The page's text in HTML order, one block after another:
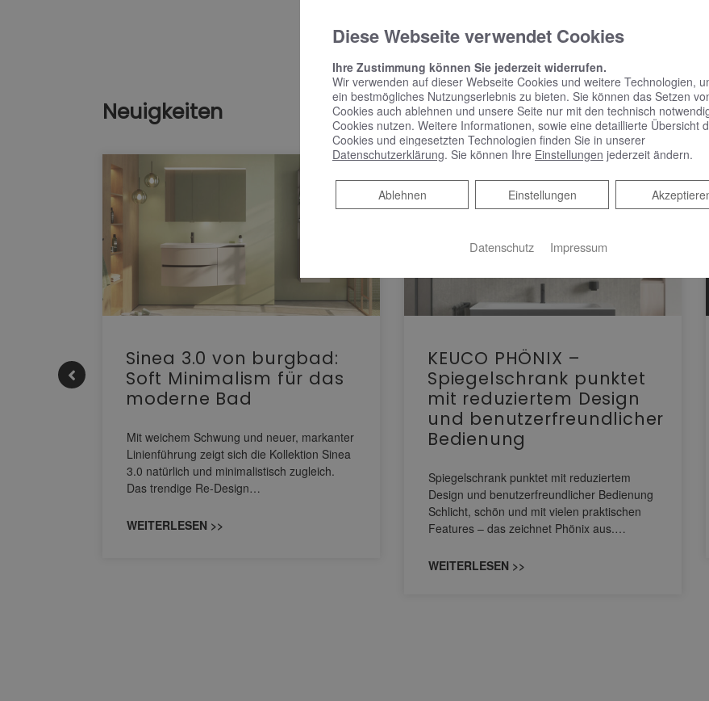
Neuigkeiten
Sinea 3.0 von burgbad:
Soft Minimalism für das
moderne Bad
Mit weichem Schwung und neuer, markanter
Linienführung zeigt sich die Kollektion Sinea
3.0 natürlich und minimalistisch zugleich.
Das trendige Re-Design…
WEITERLESEN >>
KEUCO PHÖNIX –
Spiegelschrank punktet
mit reduziertem Design
und benutzerfreundlicher
Bedienung
Spiegelschrank punktet mit reduziertem
Design und benutzerfreundlicher Bedienung
Schlicht, schön und mit vielen praktischen
Features – das zeichnet Phönix aus.…
WEITERLESEN >>
Diese Webseite verwendet Cookies
Ihre Zustimmung können Sie jederzeit widerrufen.
Wir verwenden auf dieser Webseite Cookies und weitere Technologien,
ein bestmögliches Nutzungserlebnis zu bieten. Sie können das Setzen
Cookies auch ablehnen und unsere Seite nur mit den technisch
Cookies nutzen. Weitere Informationen, sowie eine detaillierte Übersicht
Cookies und eingesetzten Technologien finden Sie in unserer
Datenschutzerklärung. Sie können Ihre Einstellungen jederzeit ändern.
Einstellungen
Ablehnen
Ablehnen
Datenschutz Impressum